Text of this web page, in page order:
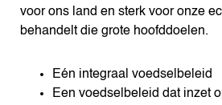
voor ons land en sterk voor onze
behandelt die grote hoofddoelen.
Eén integraal voedselbeleid
Een voedselbeleid dat inzet